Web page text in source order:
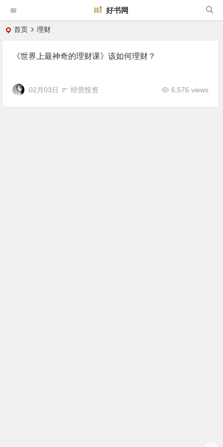
好书网
首页 理财
《世界上最神奇的理财课》该如何理财？
02月03日 经营投资 6,576 views